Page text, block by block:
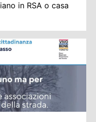
in RSA o casa